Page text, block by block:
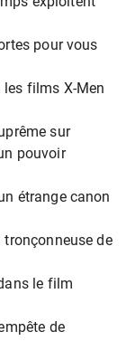
pour vous
films X-Men
sur
pouvoir
étrange canon
de
le film
de